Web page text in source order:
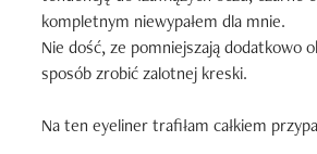
kompletnym niewypałem dla mnie.
Nie dość, ze pomniejszają dodatkowo
sposób zrobić zalotnej kreski.
Na ten eyeliner trafiłam całkiem